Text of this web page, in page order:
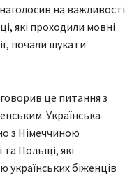
на важливості
які проходили мовні
почали шукати
це питання з
Українська
з Німеччиною
та Польщі, які
біженців